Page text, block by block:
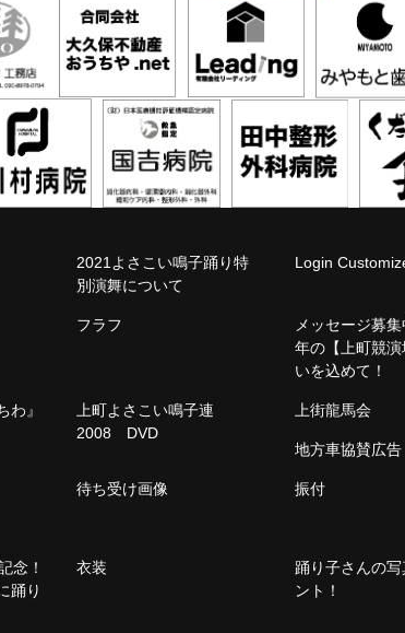
2021よさこい鳴子踊り特
別演舞について
Login
フラフ
メッセージ募
年の【上町競
いを込めて！
わ』
上町よさこい鳴子連
2008 DVD
上街龍馬会
地方車協賛広
待ち受け画像 振付
念！
踊り
衣装
踊り子さんの
ント！